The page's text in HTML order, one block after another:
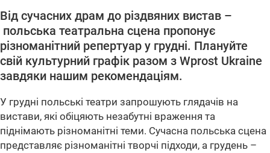
Від сучасних драм до різдвяних вистав –
польська театральна сцена пропонує
різноманітний репертуар у грудні. Плануйте
свій культурний графік разом з Wprost Ukraine
завдяки нашим рекомендаціям.
У грудні польські театри запрошують глядачів на
вистави, які обіцяють незабутні враження та
піднімають різноманітні теми. Сучасна польська сцена
представляє різноманітні творчі підходи, а грудень –